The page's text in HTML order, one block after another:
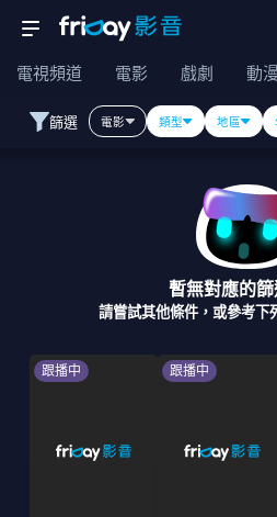
電視頻道 電影 戲劇 動漫
篩選 電影 類型 地區
暫無對應的
請嘗試其他條件，或參考下
跟播中 跟播中